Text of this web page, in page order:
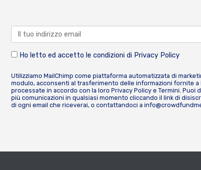
Ho letto ed accetto le condizioni di Privacy Policy
Utilizziamo MailChimp come piattaforma automatizzata di
modulo, acconsenti al trasferimento delle informazioni fornite a
processate in accordo con la loro Privacy Policy e Termini. Puoi
più comunicazioni in qualsiasi momento cliccando il link di
di ogni email che riceverai, o contattandoci a